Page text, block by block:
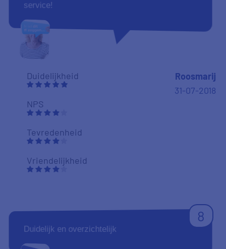
service!
Duidelijkheid
NPS
Tevredenheid
Vriendelijkheid
Roosmarij
31-07-2018
8
Duidelijk en overzichtelijk